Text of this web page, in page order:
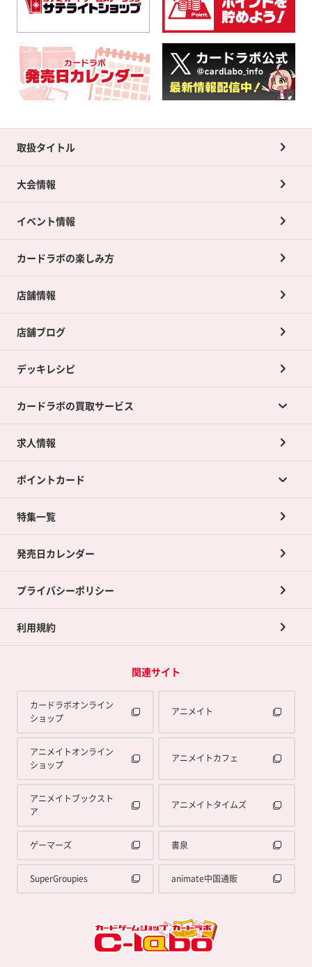
取扱タイトル
大会情報
イベント情報
カードラボの楽しみ方
店舗情報
店舗ブログ
デッキレシピ
カードラボの買取サービス
カードラボの買取サービスTOP
店舗買取について
ネット買取について
買取承諾書について
求人情報
ポイントカード
ポイントカードTOP
ポイント交換景品
特集一覧
発売日カレンダー
プライバシーポリシー
利用規約
関連サイト
カードラボオンライン
ショップ
アニメイト
アニメイトオンライン
ショップ
アニメイトカフェ
アニメイトブックスト
ア
アニメイトタイムズ
ゲーマーズ 書泉
SuperGroupies animate中国通販